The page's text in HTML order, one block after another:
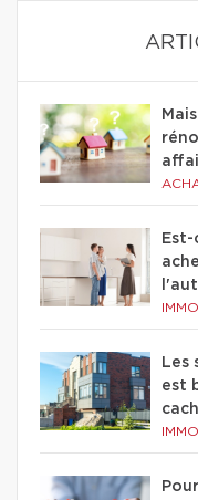
Les
est